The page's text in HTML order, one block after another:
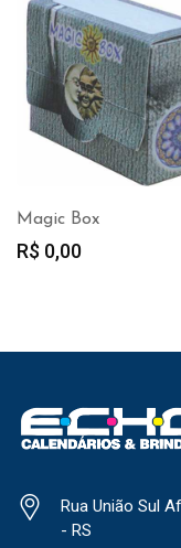
Magic Box
R$ 0,00
Rua União Sul
- RS